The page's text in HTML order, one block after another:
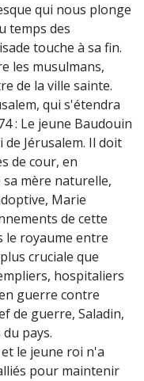
qui nous plonge
temps des
touche à sa fin.
les musulmans,
de la ville sainte.
qui s'étendra
: Le jeune Baudouin
Jérusalem. Il doit
de cour, en
mère naturelle,
Marie
de cette
le royaume entre
cruciale que
hospitaliers
guerre contre
de guerre, Saladin,
pays.
le jeune roi n'a
pour maintenir